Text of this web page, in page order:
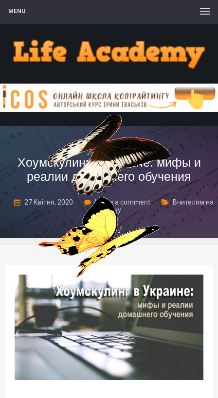
MENU
Хоумскулинг в Украине: мифы и
реалии домашнего обучения
27 Квітня, 2020 Leave a comment
Вчителям на
замітку